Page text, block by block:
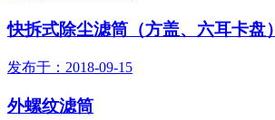
快拆式除尘滤筒（方盖、六耳卡盘）
发布于：2018-09-15
外螺纹滤筒